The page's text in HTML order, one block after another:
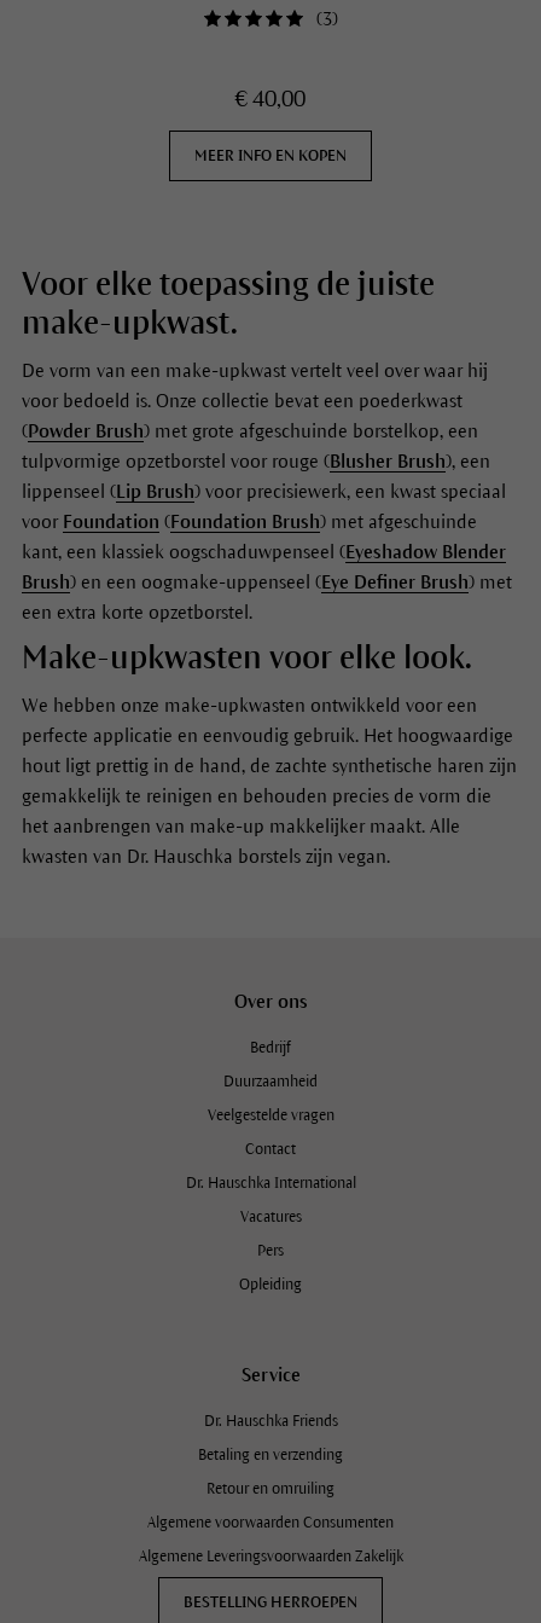
(3)
€ 40,00
MEER INFO EN KOPEN
Voor elke toepassing de juiste
make-upkwast.
De vorm van een make-upkwast vertelt veel over waar hij
voor bedoeld is. Onze collectie bevat een poederkwast
(Powder Brush) met grote afgeschuinde borstelkop, een
tulpvormige opzetborstel voor rouge (Blusher Brush), een
lippenseel (Lip Brush) voor precisiewerk, een kwast speciaal
voor Foundation (Foundation Brush) met afgeschuinde
kant, een klassiek oogschaduwpenseel (Eyeshadow Blender
Brush) en een oogmake-uppenseel (Eye Definer Brush) met
een extra korte opzetborstel.
Make-upkwasten voor elke look.
We hebben onze make-upkwasten ontwikkeld voor een
perfecte applicatie en eenvoudig gebruik. Het hoogwaardige
hout ligt prettig in de hand, de zachte synthetische haren zijn
gemakkelijk te reinigen en behouden precies de vorm die
het aanbrengen van make-up makkelijker maakt. Alle
kwasten van Dr. Hauschka borstels zijn vegan.
Over ons
Bedrijf
Duurzaamheid
Veelgestelde vragen
Contact
Dr. Hauschka International
Vacatures
Pers
Opleiding
Service
Dr. Hauschka Friends
Betaling en verzending
Retour en omruiling
Algemene voorwaarden Consumenten
Algemene Leveringsvoorwaarden Zakelijk
BESTELLING HERROEPEN